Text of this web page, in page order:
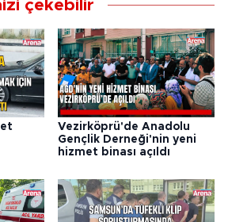
çekebilir
Vezirköprü'de Anadolu
Gençlik Derneği'nin yeni
hizmet binası açıldı